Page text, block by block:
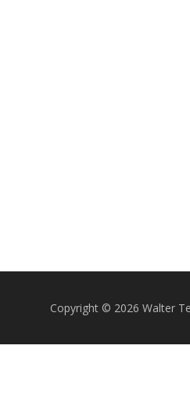
Copyright © 2026 Walter